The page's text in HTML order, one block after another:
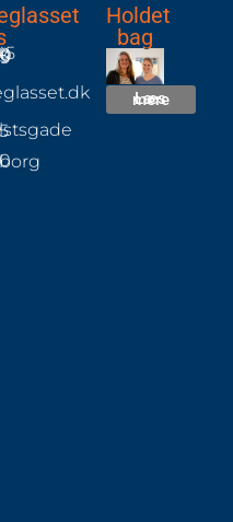
33 39
15
Holdet
bag
Læs mere